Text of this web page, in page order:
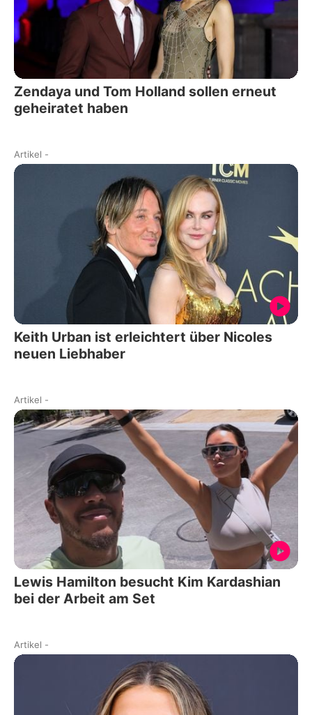
Zendaya und Tom Holland sollen erneut
geheiratet haben
Artikel -
Keith Urban ist erleichtert über Nicoles
neuen Liebhaber
Artikel -
Lewis Hamilton besucht Kim Kardashian
bei der Arbeit am Set
Artikel -